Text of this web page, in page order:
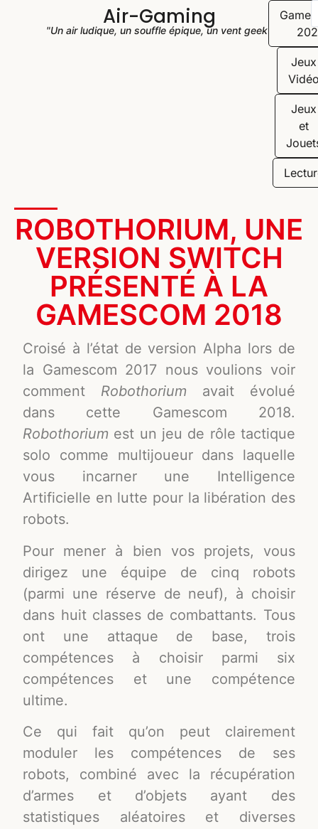
Air-Gaming
"Un air ludique, un souffle épique, un vent geek"
Jeux
Jeux
et
ROBOTHORIUM, UNE
VERSION SWITCH
PRÉSENTÉ À LA
GAMESCOM 2018
Croisé à l’état de version Alpha lors de
la Gamescom 2017 nous voulions voir
comment Robothorium avait évolué
dans cette Gamescom 2018.
Robothorium est un jeu de rôle tactique
solo comme multijoueur dans laquelle
vous incarner une Intelligence
Artificielle en lutte pour la libération des
robots.
Pour mener à bien vos projets, vous
dirigez une équipe de cinq robots
(parmi une réserve de neuf), à choisir
dans huit classes de combattants. Tous
ont une attaque de base, trois
compétences à choisir parmi six
compétences et une compétence
ultime.
Ce qui fait qu’on peut clairement
moduler les compétences de ses
robots, combiné avec la récupération
d’armes et d’objets ayant des
statistiques aléatoires et diverses